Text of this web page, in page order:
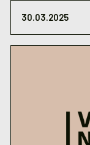
30.03.2025